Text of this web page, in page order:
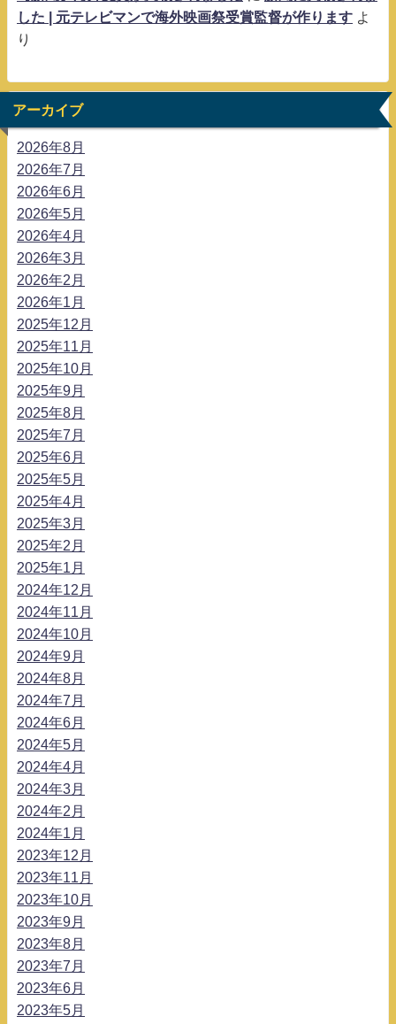
した | 元テレビマンで海外映画祭受賞監督が作ります よ
り
アーカイブ
2026年8月
2026年7月
2026年6月
2026年5月
2026年4月
2026年3月
2026年2月
2026年1月
2025年12月
2025年11月
2025年10月
2025年9月
2025年8月
2025年7月
2025年6月
2025年5月
2025年4月
2025年3月
2025年2月
2025年1月
2024年12月
2024年11月
2024年10月
2024年9月
2024年8月
2024年7月
2024年6月
2024年5月
2024年4月
2024年3月
2024年2月
2024年1月
2023年12月
2023年11月
2023年10月
2023年9月
2023年8月
2023年7月
2023年6月
2023年5月